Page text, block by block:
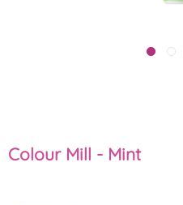
Colour Mill - Mint